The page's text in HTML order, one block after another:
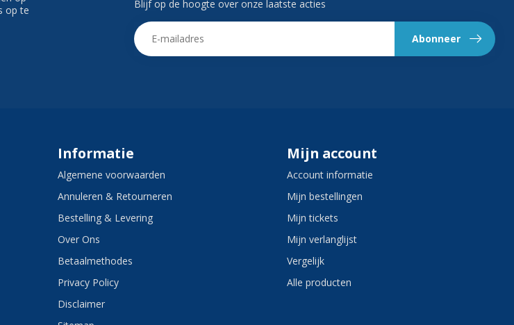
op te
Blijf op de hoogte over onze laatste acties
Abonneer
Informatie
Algemene voorwaarden
Annuleren & Retourneren
Bestelling & Levering
Over Ons
Betaalmethodes
Privacy Policy
Disclaimer
Mijn account
Account informatie
Mijn bestellingen
Mijn tickets
Mijn verlanglijst
Vergelijk
Alle producten